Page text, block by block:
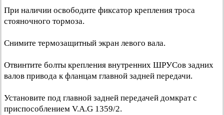
При наличии освободите фиксатор крепления троса
стояночного тормоза.
Снимите термозащитный экран левого вала.
Отвинтите болты крепления внутренних ШРУСов задних
валов привода к фланцам главной задней передачи.
Установите под главной задней передачей домкрат с
приспособлением V.A.G 1359/2.